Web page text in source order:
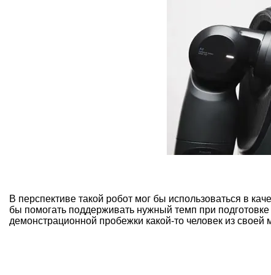
В перспективе такой робот мог бы использоваться в
бы помогать поддерживать нужный темп при
демонстрационной пробежки какой-то человек из